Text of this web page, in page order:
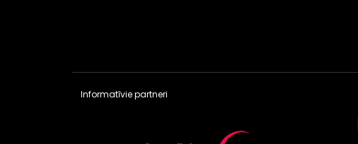
Informatīvie partneri